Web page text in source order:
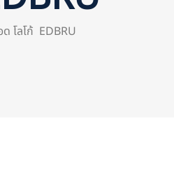
โลโก้ EDBRU